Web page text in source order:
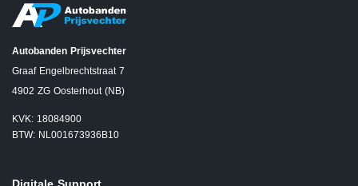
Autobanden Prijsvechter
Graaf Engelbrechtstraat 7
4902 ZG Oosterhout (NB)
KVK: 18084900
BTW: NL001673936B10